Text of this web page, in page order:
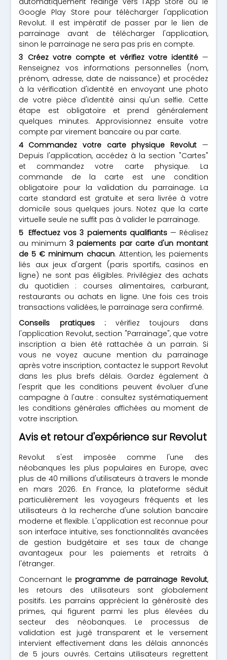
Google Play Store pour télécharger l'application
Revolut. Il est impératif de passer par le lien de
parrainage avant de télécharger l'application,
sinon le parrainage ne sera pas pris en compte.
Créez votre compte et vérifiez votre identité—
Renseignez vos informations personnelles (nom,
prénom, adresse, date de naissance) et procédez
à la vérification d'identité en envoyant une photo
de votre pièce d'identité ainsi qu'un selfie. Cette
étape est obligatoire et prend généralement
quelques minutes. Approvisionnez ensuite votre
compte par virement bancaire ou par carte.
Commandez votre carte physique Revolut—
Depuis l'application, accédez à la section "Cartes"
et commandez votre carte physique. La
commande de la carte est une condition
obligatoire pour la validation du parrainage. La
carte standard est gratuite et sera livrée à votre
domicile sous quelques jours. Notez que la carte
virtuelle seule ne suffit pas à valider le parrainage.
Effectuez vos 3 paiements qualifiants— Réalisez
au minimum3 paiements par carte d'un montant
de 5 € minimum chacun. Attention, les paiements
liés aux jeux d'argent (paris sportifs, casinos en
ligne) ne sont pas éligibles. Privilégiez des achats
du quotidien : courses alimentaires, carburant,
restaurants ou achats en ligne. Une fois ces trois
transactions validées, le parrainage sera confirmé.
Conseils pratiques :vérifiez toujours dans
l'application Revolut, section "Parrainage", que votre
inscription a bien été rattachée à un parrain. Si
vous ne voyez aucune mention du parrainage
après votre inscription, contactez le support Revolut
dans les plus brefs délais. Gardez également à
l'esprit que les conditions peuvent évoluer d'une
campagne à l'autre : consultez systématiquement
les conditions générales affichées au moment de
votre inscription.
Avis et retour d'expérience sur Revolut
Revolut s'est imposée comme l'une des
néobanques les plus populaires en Europe, avec
plus de 40 millions d'utilisateurs à travers le monde
en mars 2026. En France, la plateforme séduit
particulièrement les voyageurs fréquents et les
utilisateurs à la recherche d'une solution bancaire
moderne et flexible. L'application est reconnue pour
son interface intuitive, ses fonctionnalités avancées
de gestion budgétaire et ses taux de change
avantageux pour les paiements et retraits à
l'étranger.
Concernant le programme de parrainage Revolut,
les retours des utilisateurs sont globalement
positifs. Les parrains apprécient la générosité des
primes, qui figurent parmi les plus élevées du
secteur des néobanques. Le processus de
validation est jugé transparent et le versement
intervient effectivement dans les délais annoncés
de 5 jours ouvrés. Certains utilisateurs regrettent